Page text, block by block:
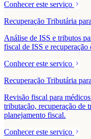
Conhecer este serviço
Recuperação Tributária
Análise de ISS e tributos
fiscal de ISS e
Conhecer este serviço
Recuperação Tributária
Revisão fiscal para
tributação, recuperação de
planejamento fiscal.
Conhecer este serviço